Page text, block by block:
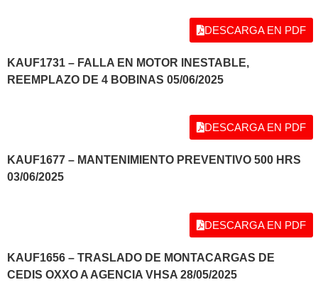
DESCARGA EN PDF
KAUF1731 – FALLA EN MOTOR INESTABLE,
REEMPLAZO DE 4 BOBINAS 05/06/2025
DESCARGA EN PDF
KAUF1677 – MANTENIMIENTO PREVENTIVO 500 HRS
03/06/2025
DESCARGA EN PDF
KAUF1656 – TRASLADO DE MONTACARGAS DE
CEDIS OXXO A AGENCIA VHSA 28/05/2025